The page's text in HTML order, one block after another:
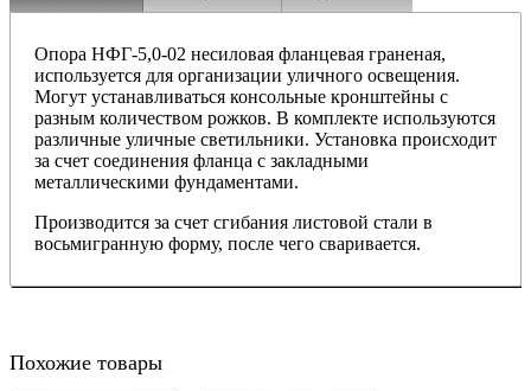
Опора НФГ-5,0-02 несиловая фланцевая граненая,
используется для организации уличного освещения.
Могут устанавливаться консольные кронштейны с
разным количеством рожков. В комплекте используются
различные уличные светильники. Установка происходит
за счет соединения фланца с закладными
металлическими фундаментами.
Производится за счет сгибания листовой стали в
восьмигранную форму, после чего сваривается.
Похожие товары